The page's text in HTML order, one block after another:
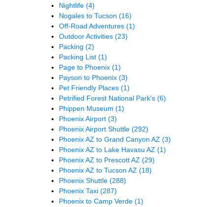
Nightlife (4)
Nogales to Tucson (16)
Off-Road Adventures (1)
Outdoor Activities (23)
Packing (2)
Packing List (1)
Page to Phoenix (1)
Payson to Phoenix (3)
Pet Friendly Places (1)
Petrified Forest National Park's (6)
Phippen Museum (1)
Phoenix Airport (3)
Phoenix Airport Shuttle (292)
Phoenix AZ to Grand Canyon AZ (3)
Phoenix AZ to Lake Havasu AZ (1)
Phoenix AZ to Prescott AZ (29)
Phoenix AZ to Tucson AZ (18)
Phoenix Shuttle (288)
Phoenix Taxi (287)
Phoenix to Camp Verde (1)